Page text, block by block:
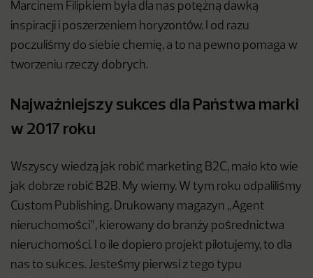
Marcinem Filipkiem była dla nas potężną dawką
inspiracji i poszerzeniem horyzontów. I od razu
poczuliśmy do siebie chemię, a to na pewno pomaga w
tworzeniu rzeczy dobrych.
Najważniejszy sukces dla Państwa marki
w 2017 roku
Wszyscy wiedzą jak robić marketing B2C, mało kto wie
jak dobrze robić B2B. My wiemy. W tym roku odpaliliśmy
Custom Publishing. Drukowany magazyn „Agent
nieruchomości”, kierowany do branży pośrednictwa
nieruchomości. I o ile dopiero projekt pilotujemy, to dla
nas to sukces. Jesteśmy pierwsi z tego typu